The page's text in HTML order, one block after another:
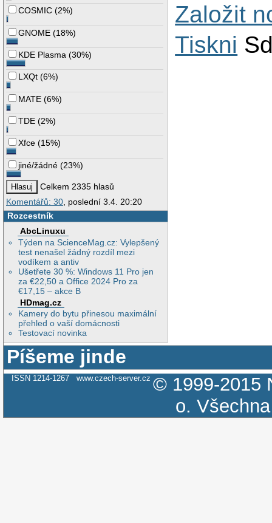
COSMIC (2%)
GNOME (18%)
KDE Plasma (30%)
LXQt (6%)
MATE (6%)
TDE (2%)
Xfce (15%)
jiné/žádné (23%)
Celkem 2335 hlasů
Komentářů: 30, poslední 3.4. 20:20
Rozcestník
AbcLinuxu
Týden na ScienceMag.cz: Vylepšený
test nenašel žádný rozdíl mezi
vodíkem a antiv
Ušetřete 30 %: Windows 11 Pro jen
za €22,50 a Office 2024 Pro za
€17,15 – akce B
HDmag.cz
Kamery do bytu přinesou maximální
přehled o vaší domácnosti
Testovací novinka
Založit
Tiskni
Píšeme jinde
ISSN 1214-1267 www.czech-server.cz © 1999-2015
o.